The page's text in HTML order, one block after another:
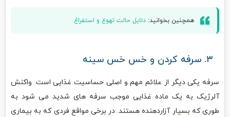
همچنین بخوانید: دلایل حالت تهوع و استفراغ
سرفه یکی دیگر از علائم مهم و اصلی حساسیت غذایی است. واکنش
آلرژیک به یک ماده غذایی موجب سرفه‌ های شدید می ‌شود به
طوری که بسیار آزاردهنده هستند. در برخی مواقع فردی که به بیماری